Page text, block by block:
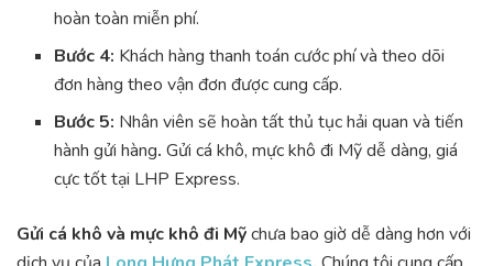
hoàn toàn miễn phí.
Bước 4: Khách hàng thanh toán cước phí và theo dõi
đơn hàng theo vận đơn được cung cấp.
Bước 5: Nhân viên sẽ hoàn tất thủ tục hải quan và tiến
hành gửi hàng.Gửi cá khô, mực khô đi Mỹ dễ dàng, giá
cực tốt tại LHP Express.
Gửi cá khô và mực khô đi Mỹchưa bao giờ dễ dàng hơn với